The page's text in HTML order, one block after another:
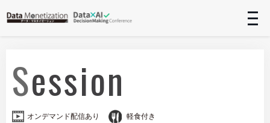
Session
オンデマンド配信あり 軽食付き